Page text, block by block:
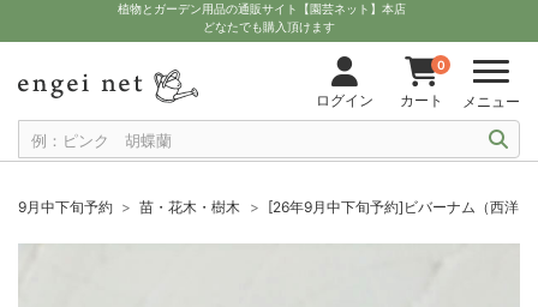
植物とガーデン用品の通販サイト【園芸ネット】本店
どなたでも購入頂けます
ログイン
0
カート メニュー
9月中下旬予約 苗・花木・樹木 [26年9月中下旬予約]ビバーナム（西洋